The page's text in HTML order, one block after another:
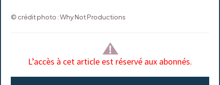
© crédit photo : Why Not Productions
L’accès à cet article est réservé aux abonnés.